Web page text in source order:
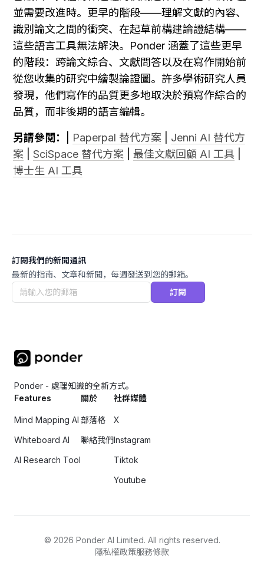
並需要改進時。更早的階段——理解文獻的內容、
識別論文之間的衝突、在起草前構建論證結構——
這些語言工具無法解決。Ponder 涵蓋了這些更早
的階段：跨論文綜合、文獻問答以及在寫作開始前
從您收集的研究中繪製論證圖。許多學術研究人員
發現，他們寫作的品質更多地取決於預寫作綜合的
品質，而非後期的語言編輯。
另請參閱： Paperpal 替代方案
Jenni AI 替代方
案
SciSpace 替代方案 最佳文獻回顧 AI 工具
博士生 AI 工具
訂閱我們的新聞通訊
最新的指南、文章和新聞，每週發送到您的郵箱。
訂閱
Ponder - 處理知識的全新方式。
Features
Mind Mapping AI
Whiteboard AI
AI Research Tool
關於
部落格
聯絡我們
社群媒體
X
Instagram
Tiktok
Youtube
© 2026 Ponder AI Limited. All rights reserved.
隱私權政策服務條款